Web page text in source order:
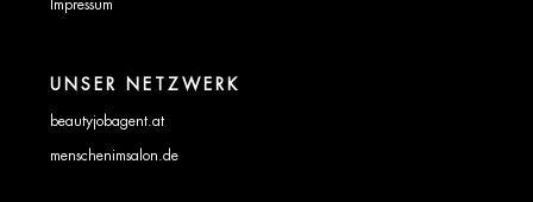
Impressum
UNSER NETZWERK
beautyjobagent.at
menschenimsalon.de